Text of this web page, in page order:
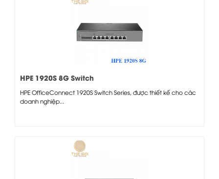
HPE 1920S 8G Switch
HPE OfficeConnect 1920S Switch Series, được thiết kế cho các
doanh nghiệp...